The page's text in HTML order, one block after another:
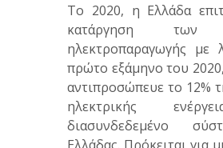
Το 2020, η Ελλάδα
κατάργηση των
ηλεκτροπαραγωγής με
πρώτο εξάμηνο του 2020,
αντιπροσώπευε το 12%
ηλεκτρικής
διασυνδεδεμένο